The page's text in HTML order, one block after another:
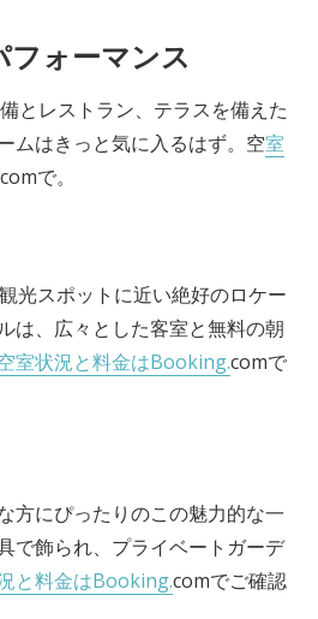
フォーマンス
とレストラン、テラスを備えた
ムはきっと気に入るはず。空室
comで。
光スポットに近い絶好のロケー
は、広々とした客室と無料の朝
室状況と料金はBooking.comで
方にぴったりのこの魅力的な一
で飾られ、プライベートガーデ
と料金はBooking.comでご確認